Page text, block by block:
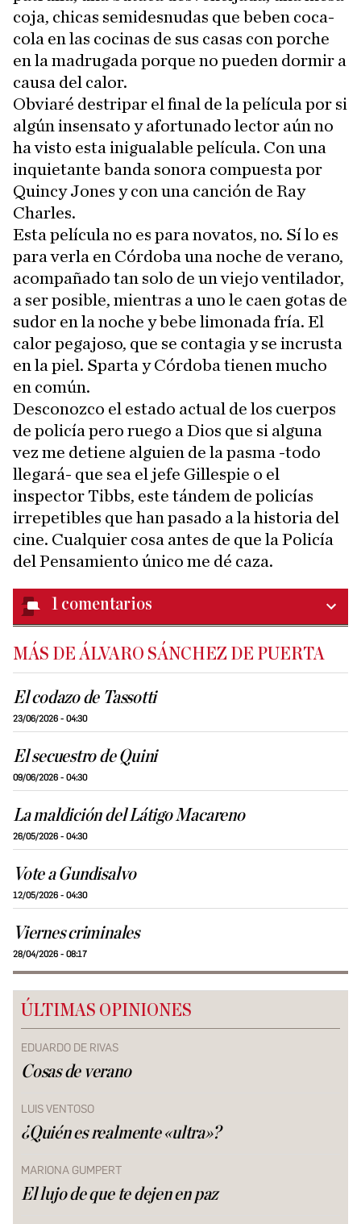
coja, chicas semidesnudas que beben coca-
cola en las cocinas de sus casas con porche
en la madrugada porque no pueden dormir a
causa del calor.
Obviaré destripar el final de la película por si
algún insensato y afortunado lector aún no
ha visto esta inigualable película. Con una
inquietante banda sonora compuesta por
Quincy Jones y con una canción de Ray
Charles.
Esta película no es para novatos, no. Sí lo es
para verla en Córdoba una noche de verano,
acompañado tan solo de un viejo ventilador,
a ser posible, mientras a uno le caen gotas de
sudor en la noche y bebe limonada fría. El
calor pegajoso, que se contagia y se incrusta
en la piel. Sparta y Córdoba tienen mucho
en común.
Desconozco el estado actual de los cuerpos
de policía pero ruego a Dios que si alguna
vez me detiene alguien de la pasma -todo
llegará- que sea el jefe Gillespie o el
inspector Tibbs, este tándem de policías
irrepetibles que han pasado a la historia del
cine. Cualquier cosa antes de que la Policía
del Pensamiento único me dé caza.
1 comentarios
MÁS DE ÁLVARO SÁNCHEZ DE PUERTA
El codazo de Tassotti
23/06/2026 - 04:30
El secuestro de Quini
09/06/2026 - 04:30
La maldición del Látigo Macareno
26/05/2026 - 04:30
Vote a Gundisalvo
12/05/2026 - 04:30
Viernes criminales
28/04/2026 - 08:17
ÚLTIMAS OPINIONES
EDUARDO DE RIVAS
Cosas de verano
LUIS VENTOSO
¿Quién es realmente «ultra»?
MARIONA GUMPERT
El lujo de que te dejen en paz